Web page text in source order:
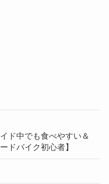
ド中でも食べやすい＆
ドバイク初心者】